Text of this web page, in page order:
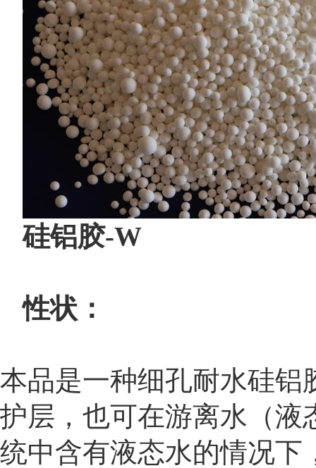
硅铝胶-W
性状：
本品是一种细孔耐水硅铝
护层，也可在游离水（液
统中含有液态水的情况